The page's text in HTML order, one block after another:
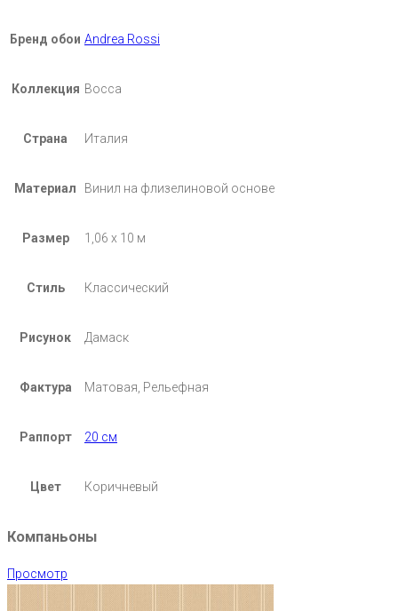
Бренд обои Andrea Rossi
Коллекция Bocca
Страна Италия
Материал Винил на флизелиновой основе
Размер 1,06 х 10 м
Стиль Классический
Рисунок Дамаск
Фактура Матовая, Рельефная
Раппорт 20 см
Цвет Коричневый
Компаньоны
Просмотр